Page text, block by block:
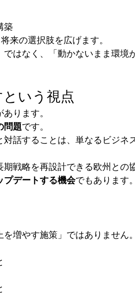
築
来の選択肢を広げます。
はなく、「動かないまま環境
いう視点
ります。
問題です。
話することは、単なるビジネ
戦略を再設計できる欧州との
プデートする機会でもあります。
増やす施策」ではありません。